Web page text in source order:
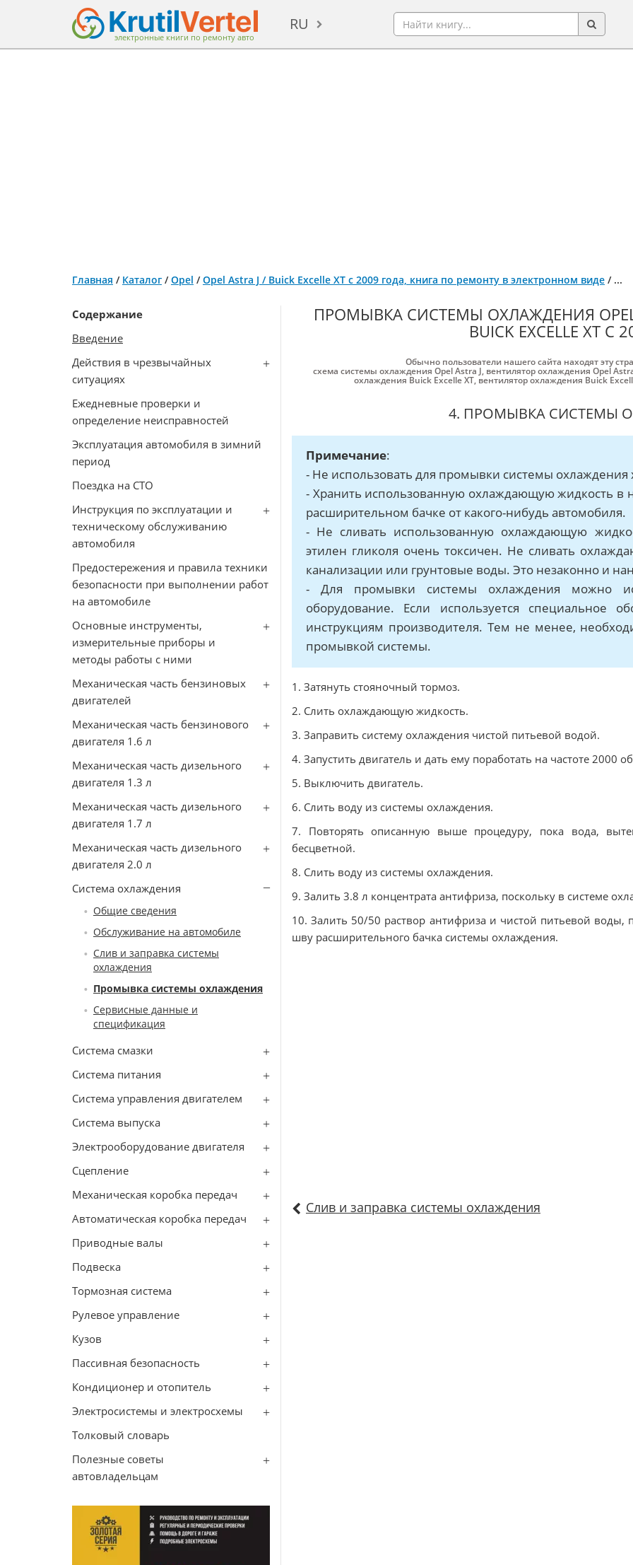
электронные книги по ремонту авто
RU
Главная / Каталог /Opel /Opel Astra J / Buick Excelle XT с 2009 года, книга по ремонту в электронном виде / ...
Содержание
Введение
Действия в чрезвычайных
ситуациях
Ежедневные проверки и
определение неисправностей
Эксплуатация автомобиля в зимний
период
Поездка на СТО
Инструкция по эксплуатации и
техническому обслуживанию
автомобиля
Предостережения и правила техники
безопасности при выполнении работ
на автомобиле
Основные инструменты,
измерительные приборы и
методы работы с ними
Механическая часть бензиновых
двигателей
Механическая часть бензинового
двигателя 1.6 л
Механическая часть дизельного
двигателя 1.3 л
Механическая часть дизельного
двигателя 1.7 л
Механическая часть дизельного
двигателя 2.0 л
Система охлаждения
Общие сведения
Обслуживание на автомобиле
Слив и заправка системы
охлаждения
Промывка системы охлаждения
Сервисные данные и
спецификация
Система смазки
Система питания
Система управления двигателем
Система выпуска
Электрооборудование двигателя
Сцепление
Механическая коробка передач
Автоматическая коробка передач
Приводные валы
Подвеска
Тормозная система
Рулевое управление
Кузов
Пассивная безопасность
Кондиционер и отопитель
Электросистемы и электросхемы
Толковый словарь
Полезные советы
автовладельцам
ПРОМЫВКА СИСТЕМЫ ОХЛАЖДЕНИЯ OPEL
BUICK EXCELLE XT С
Обычно пользователи нашего сайта находят эту
схема системы охлаждения Opel Astra J, вентилятор охлаждения Opel
охлаждения Buick Excelle XT, вентилятор охлаждения Buick
4. ПРОМЫВКА СИСТЕМЫ
Примечание:
- Не использовать для промывки системы охлаждения
- Хранить использованную охлаждающую жидкость в
расширительном бачке от какого-нибудь автомобиля.
- Не сливать использованную охлаждающую
этилен гликоля очень токсичен. Не сливать
канализации или грунтовые воды. Это незаконно и
- Для промывки системы охлаждения можно
оборудование. Если используется специальное
инструкциям производителя. Тем не менее,
промывкой системы.
1. Затянуть стояночный тормоз.
2. Слить охлаждающую жидкость.
3. Заправить систему охлаждения чистой питьевой водой.
4. Запустить двигатель и дать ему поработать на частоте 2000
5. Выключить двигатель.
6. Слить воду из системы охлаждения.
7. Повторять описанную выше процедуру, пока вода,
бесцветной.
8. Слить воду из системы охлаждения.
9. Залить 3.8 л концентрата антифриза, поскольку в системе
10. Залить 50/50 раствор антифриза и чистой питьевой воды,
шву расширительного бачка системы охлаждения.
Слив и заправка системы охлаждения